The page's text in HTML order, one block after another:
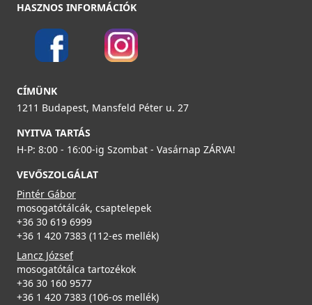
ELLECI - Mosogatótálca Quadra 100 K96
LKQ10096
ELLECI - Mosogatótálca Zen 102 K96
LKZ10296
109 990 Ft
ELLECI - Csaptelep Reno
100 990 Ft
ELLECI - Csaptelep Reno G68
HASZNOS INFORMÁCIÓK
CÍMÜNK
1211 Budapest, Mansfeld Péter u. 27
NYITVA TARTÁS
H-P: 8:00 - 16:00-ig Szombat - Vasárnap ZÁRVA!
VEVŐSZOLGÁLAT
Pintér Gábor
mosogatótálcák, csaptelepek
+36 30 619 6999
+36 1 420 7383 (112-es mellék)
Lancz József
mosogatótálca tartozékok
+36 30 160 9577
+36 1 420 7383 (106-os mellék)